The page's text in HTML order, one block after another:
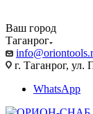
Ваш город
Таганрог
г. Таганрог, ул.
WhatsApp